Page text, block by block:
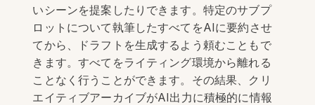
いシーンを提案したりできます。特定のサブプ
ロットについて執筆したすべてをAIに要約させ
てから、ドラフトを生成するよう頼むこともで
きます。すべてをライティング環境から離れる
ことなく行うことができます。その結果、クリ
エイティブアーカイブがAI出力に積極的に情報